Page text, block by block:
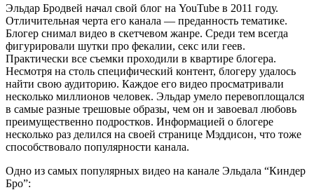
Эльдар Бродвей начал свой блог на YouTube в 2011 году.
Отличительная черта его канала — преданность тематике.
Блогер снимал видео в скетчевом жанре. Среди тем всегда
фигурировали шутки про фекалии, секс или геев.
Практически все съемки проходили в квартире блогера.
Несмотря на столь специфический контент, блогеру удалось
найти свою аудиторию. Каждое его видео просматривали
несколько миллионов человек. Эльдар умело перевоплощался
в самые разные трешовые образы, чем он и завоевал любовь
преимущественно подростков. Информацией о блогере
несколько раз делился на своей странице Мэддисон, что тоже
способствовало популярности канала.
Одно из самых популярных видео на канале Эльдала “Киндер
Бро”: